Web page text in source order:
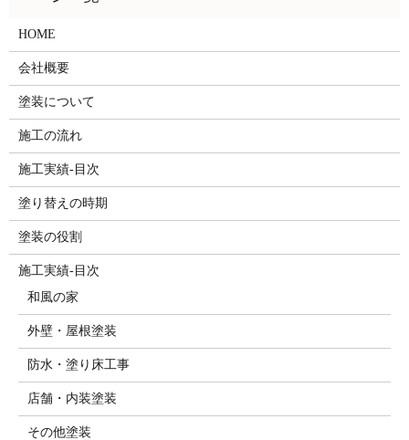
HOME
会社概要
塗装について
施工の流れ
施工実績-目次
塗り替えの時期
塗装の役割
施工実績-目次
和風の家
外壁・屋根塗装
防水・塗り床工事
店舗・内装塗装
その他塗装